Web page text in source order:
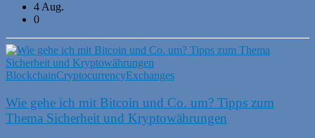
4 Aug.
0
BlockchainCryptocurrencyExchanges
Wie gehe ich mit Bitcoin und Co. um? Tipps zum
Thema Sicherheit und Kryptowährungen